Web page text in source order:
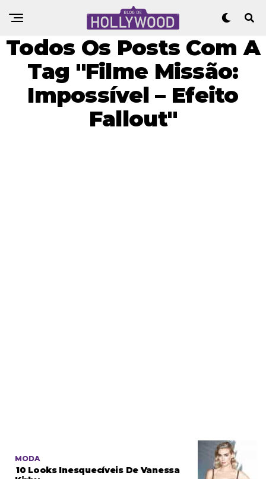
Todos Os Posts Com A
Tag "Filme Missão:
Impossível – Efeito
Fallout"
MODA
10 Looks Inesquecíveis De Vanessa